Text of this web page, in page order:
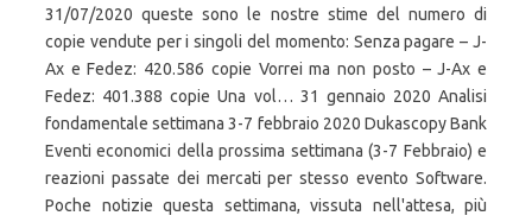
31/07/2020 queste sono le nostre stime del numero di
copie vendute per i singoli del momento: Senza pagare – J-
Ax e Fedez: 420.586 copie Vorrei ma non posto – J-Ax e
Fedez: 401.388 copie Una vol… 31 gennaio 2020 Analisi
fondamentale settimana 3-7 febbraio 2020 Dukascopy Bank
Eventi economici della prossima settimana (3-7 Febbraio) e
reazioni passate dei mercati per stesso evento Software.
Poche notizie questa settimana, vissuta nell'attesa, più